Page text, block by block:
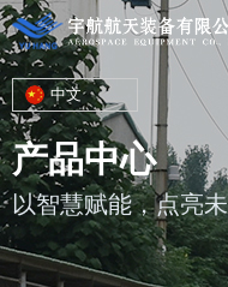
中文
产品中心
以智慧赋能，点亮